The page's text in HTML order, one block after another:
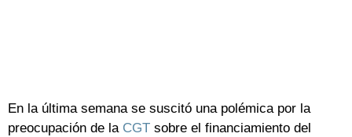
En la última semana se suscitó una polémica por la
preocupación de la CGT sobre el financiamiento del